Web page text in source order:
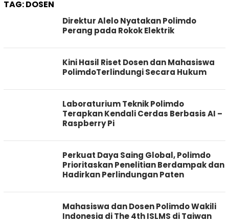
TAG:DOSEN
Direktur Alelo Nyatakan Polimdo
Perang pada Rokok Elektrik
Kini Hasil Riset Dosen dan Mahasiswa
PolimdoTerlindungi Secara Hukum
Laboraturium Teknik Polimdo
Terapkan Kendali Cerdas Berbasis AI –
Raspberry Pi
Perkuat Daya Saing Global, Polimdo
Prioritaskan Penelitian Berdampak dan
Hadirkan Perlindungan Paten
Mahasiswa dan Dosen Polimdo Wakili
Indonesia di The 4th ISLMS di Taiwan